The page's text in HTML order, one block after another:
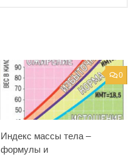
0
Индекс массы тела –
формулы и